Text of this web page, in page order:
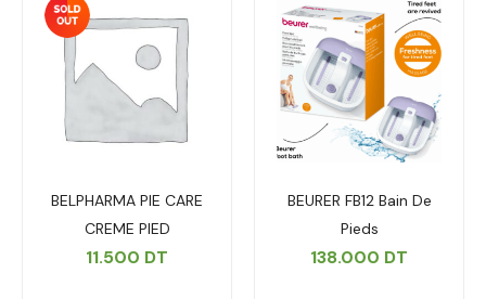
BELPHARMA PIE CARE
CREME PIED
11.500 DT
BEURER FB12 Bain De
Pieds
138.000 DT